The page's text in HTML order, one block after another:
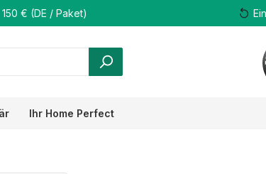
€ (DE / Paket)
Ihr Home Perfect